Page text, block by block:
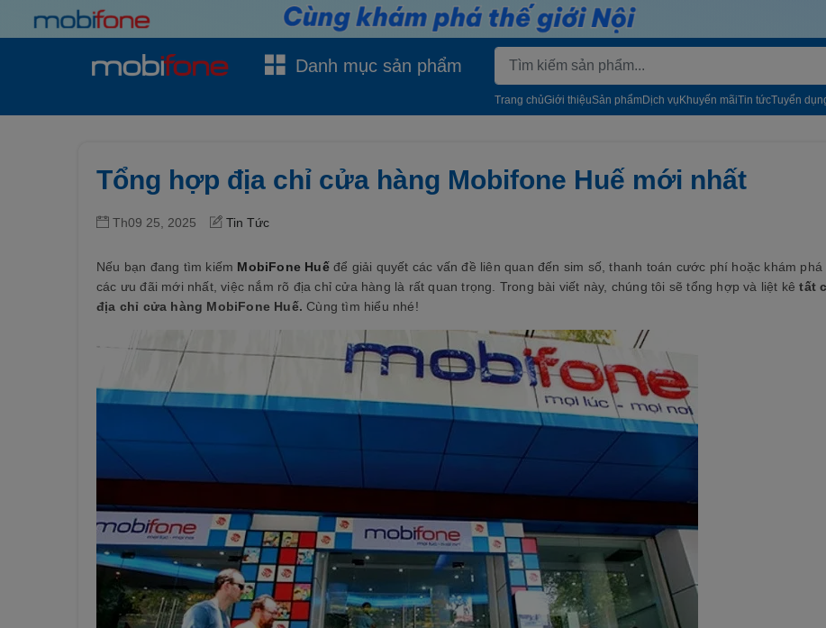
Danh mục sản phẩm
Trang chủGiới thiệuSản phẩmDịch vụ Khuyến mãiTin tứcTuyển
Tổng hợp địa chỉ cửa hàng Mobifone Huế mới nhất
Th09 25, 2025 Tin Tức
Nếu bạn đang tìm kiếm MobiFone Huếđể giải quyết các vấn đề liên quan đến sim số, thanh toán cước phí hoặc khám phá
các ưu đãi mới nhất, việc nắm rõ địa chỉ cửa hàng là rất quan trọng. Trong bài viết này, chúng tôi sẽ tổng hợp và liệt kêtất
địa chỉ cửa hàng MobiFone Huế. Cùng tìm hiểu nhé!